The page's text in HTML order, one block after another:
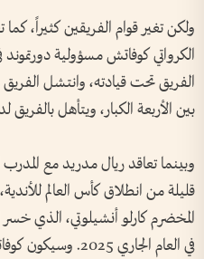
ولكن تغير قوام الفريقين كثيراً،
الفريق تحت قيادته، وانتشل
بين الأربعة الكبار، ويتأهل بالفريق
وبينما تعاقد ريال مدريد مع
قليلة من انطلاق كأس العالم
المخضرم كارلو أنشيلوتي، الذي
في العام الجاري